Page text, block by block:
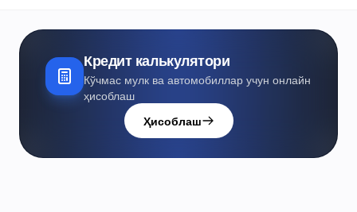
Кредит калькулятори
Кўчмас мулк ва автомобиллар учун онлайн
ҳисоблаш
Ҳисоблаш